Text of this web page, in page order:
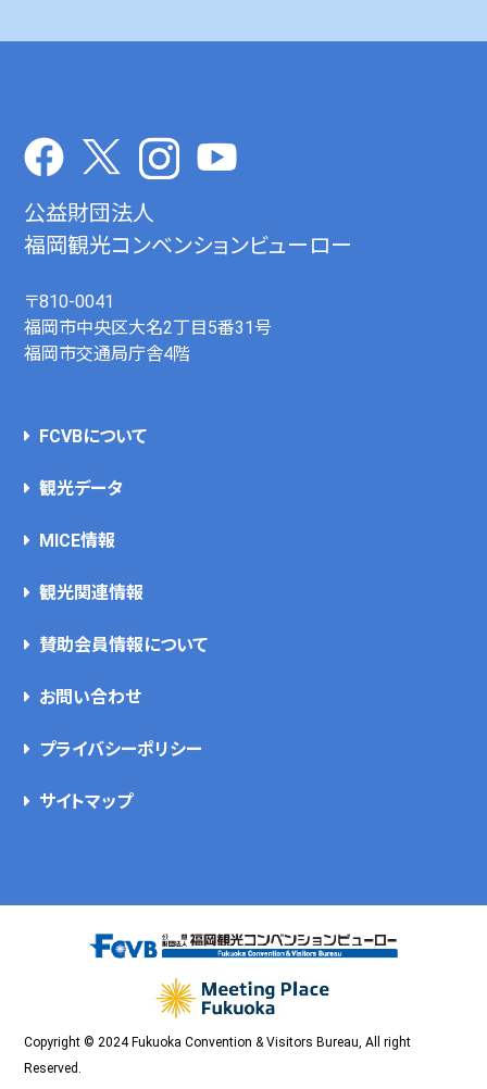
公益財団法人
福岡観光コンベンションビューロー
〒810-0041
福岡市中央区大名2丁目5番31号
福岡市交通局庁舎4階
FCVBについて
観光データ
MICE情報
観光関連情報
賛助会員情報について
お問い合わせ
プライバシーポリシー
サイトマップ
Copyright © 2024 Fukuoka Convention & Visitors Bureau, All right
Reserved.